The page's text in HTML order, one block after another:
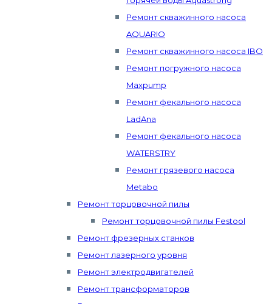
Ремонт скважинного насоса
AQUARIO
Ремонт скважинного насоса IBO
Ремонт погружного насоса
Maxpump
Ремонт фекального насоса
LadAna
Ремонт фекального насоса
WATERSTRY
Ремонт грязевого насоса
Metabo
Ремонт торцовочной пилы
Ремонт торцовочной пилы Festool
Ремонт фрезерных станков
Ремонт лазерного уровня
Ремонт электродвигателей
Ремонт трансформаторов